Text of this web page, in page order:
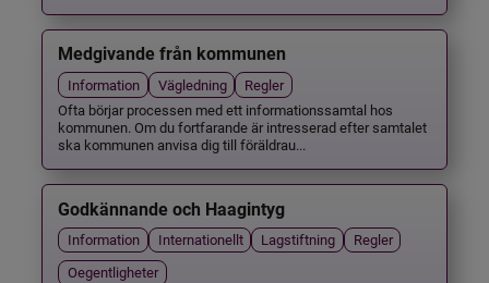
Medgivande från kommunen
Information Vägledning
Regler
Ofta börjar processen med ett informationssamtal hos
kommunen. Om du fortfarande är intresserad efter samtalet
ska kommunen anvisa dig till föräldrau...
Godkännande och Haagintyg
Information Internationellt Lagstiftning
Regler
Oegentligheter